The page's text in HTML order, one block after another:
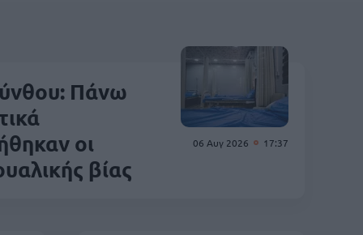
06 Αυγ 2026 17:37
Πάνω
οι
βίας